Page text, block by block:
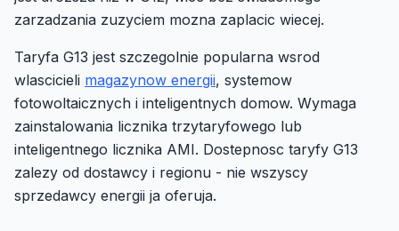
zarzadzania zuzyciem mozna zaplacic wiecej.
Taryfa G13 jest szczegolnie popularna wsrod
wlascicieli magazynow energii, systemow
fotowoltaicznych i inteligentnych domow. Wymaga
zainstalowania licznika trzytaryfowego lub
inteligentnego licznika AMI. Dostepnosc taryfy G13
zalezy od dostawcy i regionu - nie wszyscy
sprzedawcy energii ja oferuja.